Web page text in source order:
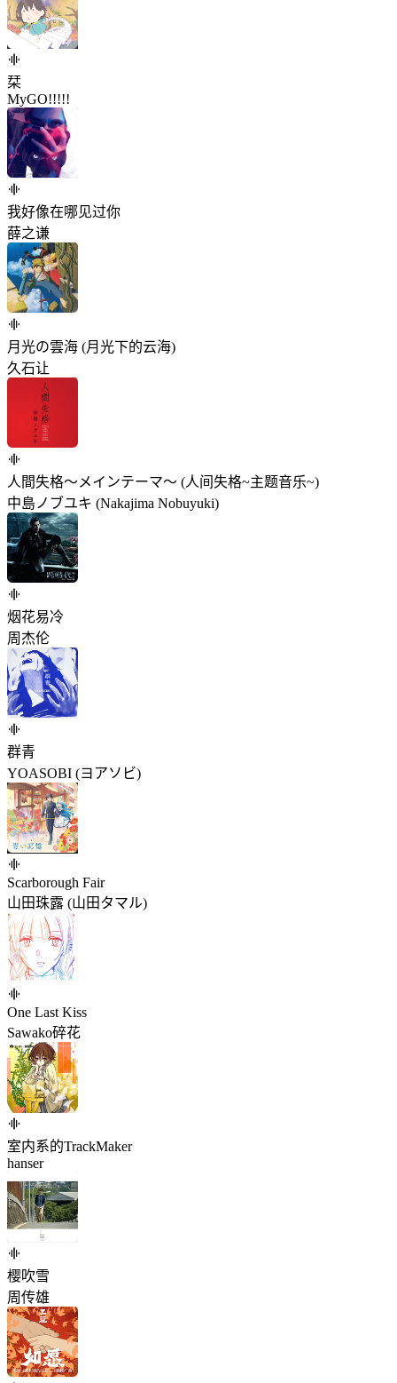
栞
MyGO!!!!!
我好像在哪见过你
薛之谦
月光の雲海 (月光下的云海)
久石让
人間失格～メインテーマ～ (人间失格~主题音乐~)
中島ノブユキ (Nakajima Nobuyuki)
烟花易冷
周杰伦
群青
YOASOBI (ヨアソビ)
Scarborough Fair
山田珠露 (山田タマル)
One Last Kiss
Sawako碎花
室内系的TrackMaker
hanser
樱吹雪
周传雄